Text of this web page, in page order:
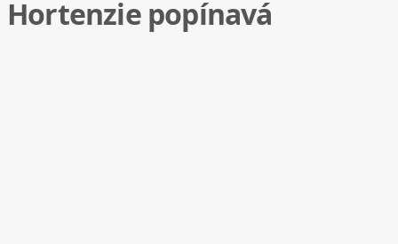
Hortenzie popínavá